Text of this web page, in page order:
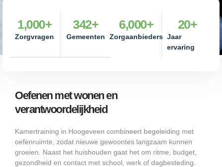
Zorgvragen
1,000+
Gemeenten
342+
Zorgaanbieders
6,000+
Jaar
ervaring
20+
Oefenen met wonen en
verantwoordelijkheid
Kamertraining in Hoogeveen combineert begeleiding met
oefenruimte, zodat nieuwe gewoontes langzaam kunnen
groeien. Naast het huishouden gaat het om ritme, budget,
gezondheid en contact met school, werk of dagbesteding.